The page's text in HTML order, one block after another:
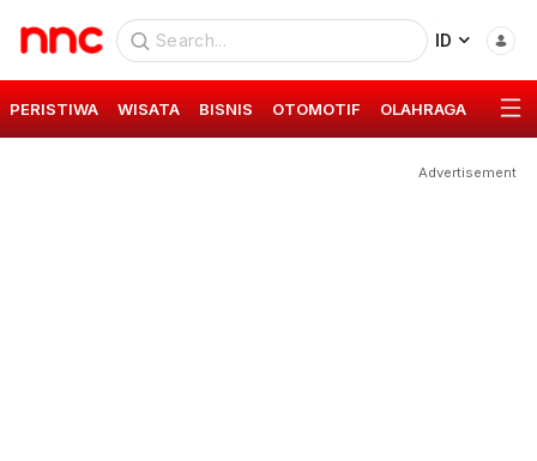
ID
PERISTIWA WISATA BISNIS OTOMOTIF OLAHRAGA GAYA
Advertisement